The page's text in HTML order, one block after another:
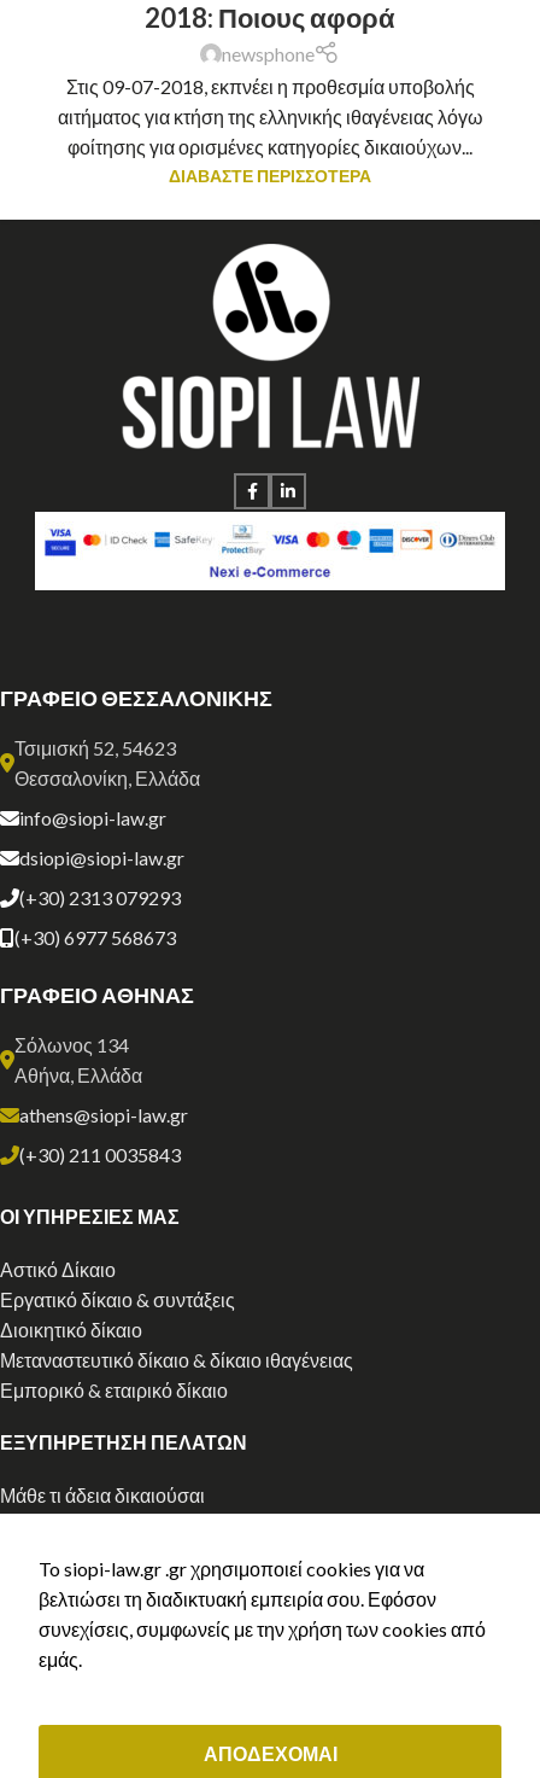
2018: Ποιους αφορά
newsphone
Στις 09-07-2018, εκπνέει η προθεσμία υποβολής
αιτήματος για κτήση της ελληνικής ιθαγένειας λόγω
φοίτησης για ορισμένες κατηγορίες δικαιούχων...
ΔΙΑΒΑΣΤΕ ΠΕΡΙΣΣΟΤΕΡΑ
ΓΡΑΦΕΙΟ ΘΕΣΣΑΛΟΝΙΚΗΣ
Τσιμισκή 52, 54623
Θεσσαλονίκη, Ελλάδα
info@siopi-law.gr
dsiopi@siopi-law.gr
(+30) 2313 079293
(+30) 6977 568673
ΓΡΑΦΕΙΟ ΑΘΗΝΑΣ
Σόλωνος 134
Αθήνα, Ελλάδα
athens@siopi-law.gr
(+30) 211 0035843
ΟΙ ΥΠΗΡΕΣΙΕΣ ΜΑΣ
Αστικό Δίκαιο
Εργατικό δίκαιο & συντάξεις
Διοικητικό δίκαιο
Μεταναστευτικό δίκαιο & δίκαιο ιθαγένειας
Εμπορικό & εταιρικό δίκαιο
ΕΞΥΠΗΡΕΤΗΣΗ ΠΕΛΑΤΩΝ
Μάθε τι άδεια δικαιούσαι
Ελληνική Ιθαγένεια
Κλείστε ραντεβού
Τρόποι Πληρωμής
Πολιτική Aπορρήτου
Vrisko.gr
To siopi-law.gr .gr χρησιμοποιεί cookies για να
βελτιώσει τη διαδικτυακή εμπειρία σου. Εφόσον
συνεχίσεις, συμφωνείς με την χρήση των cookies από
εμάς.
ΑΠΟΔΕΧΟΜΑΙ